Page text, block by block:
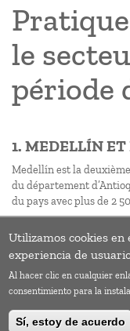
le
période
1. MEDELLÍN
Medellín est la
du département
du pays avec plus de 2
Pagination
S'abonner à 05_Culture
Utilizamos cookies
experiencia de
Al hacer clic en cualquier
consentimiento para la
Sí, estoy de acuerdo